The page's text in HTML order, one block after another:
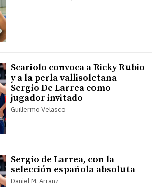
Scariolo convoca a Ricky Rubio
y a la perla vallisoletana
Sergio De Larrea como
jugador invitado
Guillermo Velasco
Sergio de Larrea, con la
selección española absoluta
Daniel M. Arranz